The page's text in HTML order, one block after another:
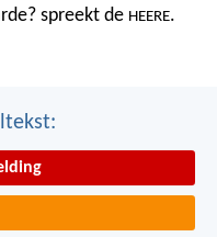
spreekt de HEERE.